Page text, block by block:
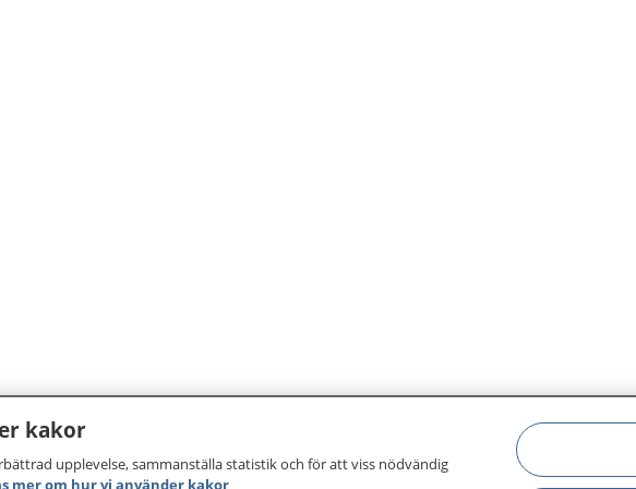
kakor
upplevelse, sammanställa statistik och för att viss nödvändig
mer om hur vi använder kakor